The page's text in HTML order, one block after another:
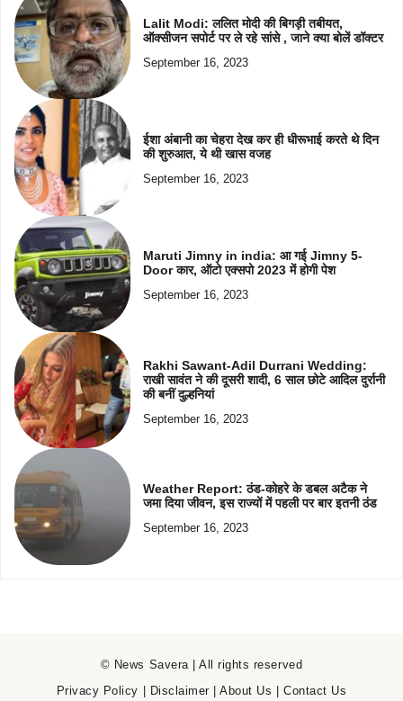
Lalit Modi: ललित मोदी की बिगड़ी तबीयत,
ऑक्सीजन सपोर्ट पर ले रहे सांसे , जाने क्या बोलें डॉक्टर
September 16, 2023
ईशा अंबानी का चेहरा देख कर ही धीरूभाई करते थे दिन
की शुरुआत, ये थी खास वजह
September 16, 2023
Maruti Jimny in india: आ गई Jimny 5-
Door कार, ऑटो एक्सपो 2023 में होगी पेश
September 16, 2023
Rakhi Sawant-Adil Durrani Wedding:
राखी सावंत ने की दूसरी शादी, 6 साल छोटे आदिल दुर्रानी
की बनीं दुल्हनियां
September 16, 2023
Weather Report: ठंड-कोहरे के डबल अटैक ने
जमा दिया जीवन, इस राज्यों में पहली पर बार इतनी ठंड
September 16, 2023
© News Savera | All rights reserved
Privacy Policy | Disclaimer |About Us |Contact Us